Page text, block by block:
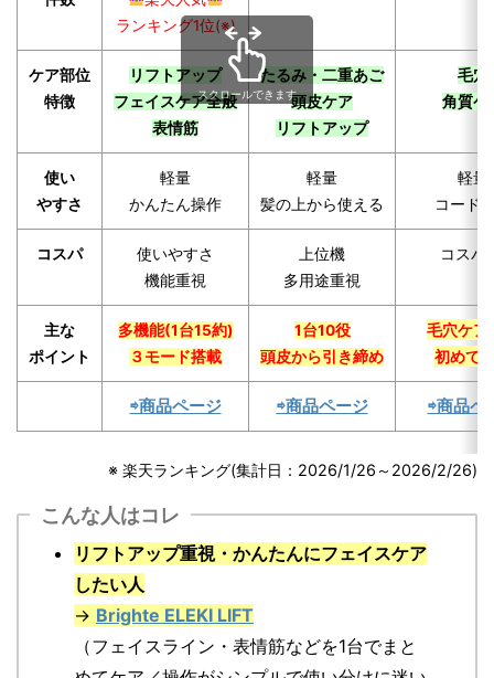
ランキング1位(※)
ケア部位
特徴
リフトアップ
フェイスケア全般
表情筋
たるみ・二重あご
頭皮ケア
リフトアップ
毛穴
角質ケ
使い
やすさ
軽量
かんたん操作
軽量
髪の上から使える
軽量
コード
コスパ
使いやすさ
機能重視
上位機
多用途重視
コス
主な
ポイント
多機能(1台15約)
３モード搭載
1台10役
頭皮から引き締め
毛穴ケア
初めて
⇨商品ページ ⇨商品ページ ⇨商品ペ
スクロールできます
※ 楽天ランキング(集計日：2026/1/26～2026/2/26)
こんな人はコレ
リフトアップ重視・かんたんにフェイスケア
したい人
→ Brighte ELEKI LIFT
（フェイスライン・表情筋などを1台でまと